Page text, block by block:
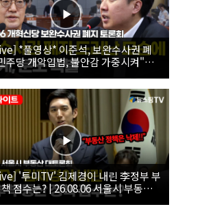
*풀영상* 이준석, 보완수사권 폐
주당 개악입법, 불안감 가중시켜"｜
개혁신당 보완수사권 폐지 토론회
'투미TV' 김제경이 내린 李정부 부
점수는? | 26.08.06 서울시 부동산